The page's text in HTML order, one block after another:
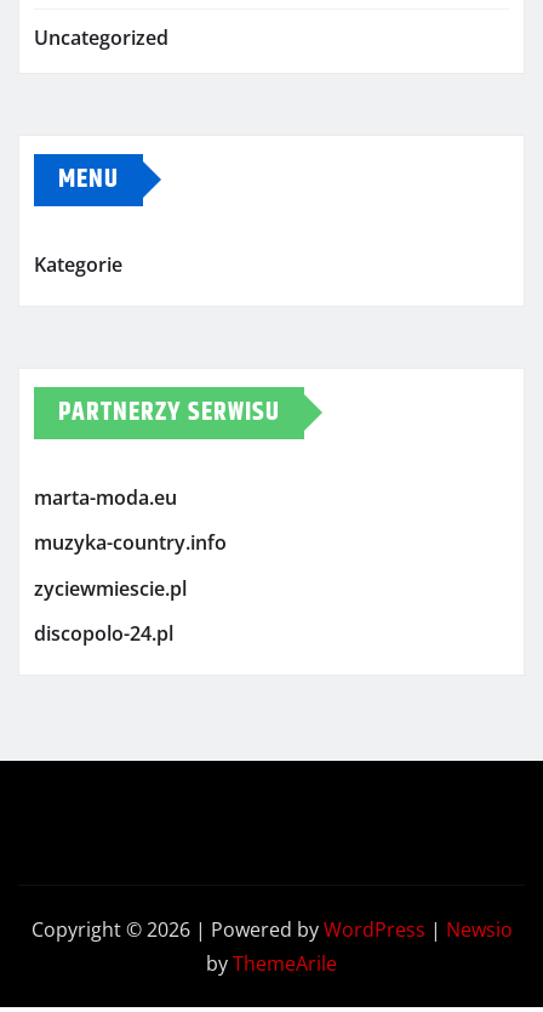
Uncategorized
MENU
Kategorie
PARTNERZY SERWISU
marta-moda.eu
muzyka-country.info
zyciewmiescie.pl
discopolo-24.pl
Copyright © 2026 | Powered byWordPress | Newsio
byThemeArile